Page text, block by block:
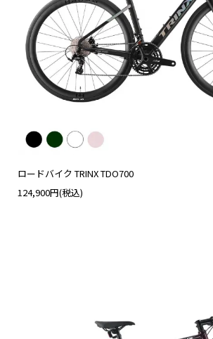
ロードバイク TRINX TDO700
124,900円(税込)